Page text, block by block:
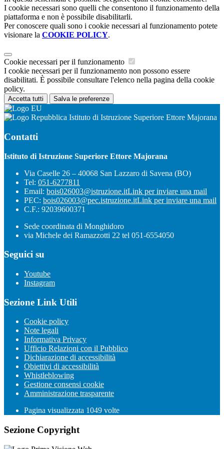
I cookie necessari sono quelli che consentono il funzionamento della
piattaforma e non è possibile disabilitarli.
Per conoscere quali sono i cookie necessari al funzionamento potete
visionare la COOKIE POLICY.
Cookie necessari per il funzionamento
I cookie necessari per il funzionamento non possono essere
disabilitati. È possibile consultare l'elenco nella pagina della cookie
policy.
Accetta tutti Salva le preferenze
Istituto di Istruzione Superiore Ettore Majorana
Contatti
Istituto di Istruzione Superiore Ettore Majorana
Via Caselle 26 – 40068 San Lazzaro di Savena (BO)
Tel: 051-6277811
Email: bois026003@istruzione.itLink per inviare una mail
PEC: bois026003@pec.istruzione.itLink per inviare una mail
C.F.: 92039600371
Sede coordinata di Monghidoro
via Michele dei Ramazzotti 22 tel 051-6554050
Seguici su
Youtube
Instagram
Sezione Link Utili
Cookie policy
Note legali
Informativa Privacy
Ufficio Relazioni con il Pubblico
Dichiarazione di accessibilità
Obiettivi di accessibilità
Whistleblowing
Gestione consensi cookie
Amministrazione trasparente
Pagina visualizzata 1049 volte
Sezione Copyright